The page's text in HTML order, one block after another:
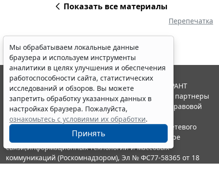
Показать все материалы
Перепечатка
Мы обрабатываем локальные данные
браузера и используем инструменты
аналитики в целях улучшения и обеспечения
работоспособности сайта, статистических
исследований и обзоров. Вы можете
запретить обработку указанных данных в
настройках браузера. Пожалуйста,
ознакомьтесь с условиями их обработки.
Принять
© ООО "НПП "ГАРАНТ-СЕРВИС", 2026. Система ГАРАНТ
выпускается с 1990 года. Компания "Гарант" и ее партнеры
являются участниками Российской ассоциации правовой
информации ГАРАНТ.
Портал ГАРАНТ.РУ зарегистрирован в качестве сетевого
издания Федеральной службой по надзору в сфере
связи,информационных технологий и массовых
коммуникаций (Роскомнадзором), Эл № ФС77-58365 от 18